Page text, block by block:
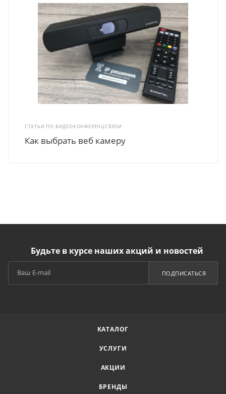
СТАТЬИ ПО ВИДЕОКОНФЕРЕНЦСВЯЗИ
Как выбрать веб камеру
Будьте в курсе наших акций и новостей
ПОДПИСАТЬСЯ
КАТАЛОГ
УСЛУГИ
АКЦИИ
БРЕНДЫ